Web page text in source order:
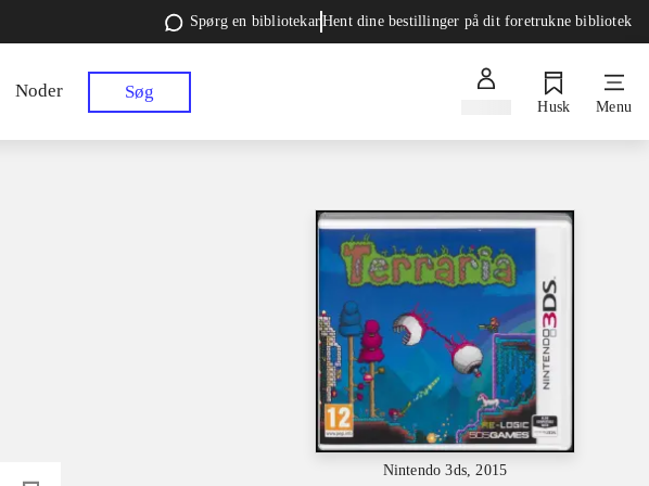
Spørg en bibliotekarHent dine bestillinger på dit foretrukne bibliotek
Noder Søg
Husk Menu
Nintendo 3ds, 2015